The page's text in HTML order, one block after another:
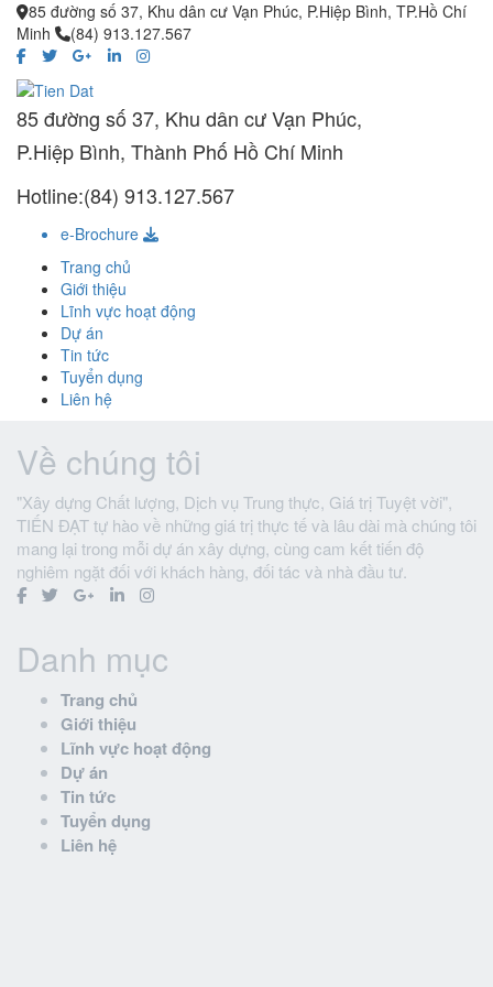
85 đường số 37, Khu dân cư Vạn Phúc, P.Hiệp Bình, TP.Hồ Chí
Minh
(84) 913.127.567
85 đường số 37, Khu dân cư Vạn Phúc,
P.Hiệp Bình, Thành Phố Hồ Chí Minh
Hotline:(84) 913.127.567
e-Brochure
Trang chủ
Giới thiệu
Lĩnh vực hoạt động
Dự án
Tin tức
Tuyển dụng
Liên hệ
Về chúng tôi
"Xây dựng Chất lượng, Dịch vụ Trung thực, Giá trị Tuyệt vời",
TIẾN ĐẠT tự hào về những giá trị thực tế và lâu dài mà chúng tôi
mang lại trong mỗi dự án xây dựng, cùng cam kết tiến độ
nghiêm ngặt đối với khách hàng, đối tác và nhà đầu tư.
Danh mục
Trang chủ
Giới thiệu
Lĩnh vực hoạt động
Dự án
Tin tức
Tuyển dụng
Liên hệ